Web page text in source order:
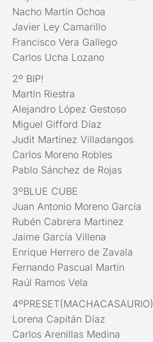
Nacho Martín Ochoa
Javier Ley Camarillo
Francisco Vera Gallego
Carlos Ucha Lozano
2º BIP!
Martín Riestra
Alejandro López Gestoso
Miguel Gifford Díaz
Judit Martínez Villadangos
Carlos Moreno Robles
Pablo Sánchez de Rojas
3ºBLUE CUBE
Juan Antonio Moreno García
Rubén Cabrera Martinez
Jaime García Villena
Enrique Herrero de Zavala
Fernando Pascual Martín
Raúl Ramos Vela
4ºPRESET(MACHACASAURIO)
Lorena Capitán Díaz
Carlos Arenillas Medina